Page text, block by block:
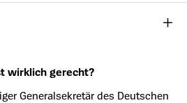
wirklich gerecht?
Generalsekretär des Deutschen